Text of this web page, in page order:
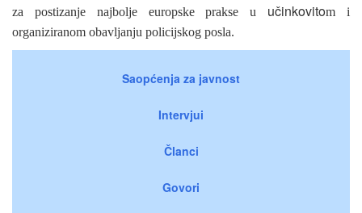
za postizanje najbolje europske prakse u
učinkovitom i
organiziranom obavljanju policijskog posla.
Saopćenja za javnost
Intervjui
Članci
Govori